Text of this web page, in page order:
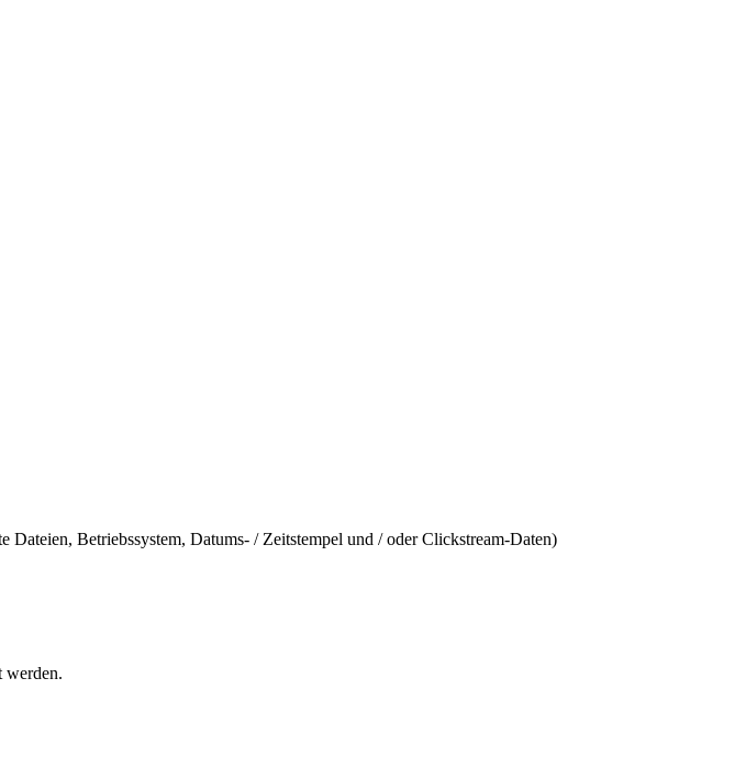
Betriebssystem, Datums- / Zeitstempel und / oder Clickstream-Daten)
werden.